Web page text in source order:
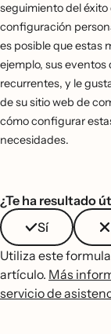
seguimiento del éxito
configuración
es posible que estas
ejemplo, sus
recurrentes, y le
de su sitio web de
cómo configurar
necesidades.
¿Te ha resultado
Sí
Utiliza este
artículo. Más
servicio de